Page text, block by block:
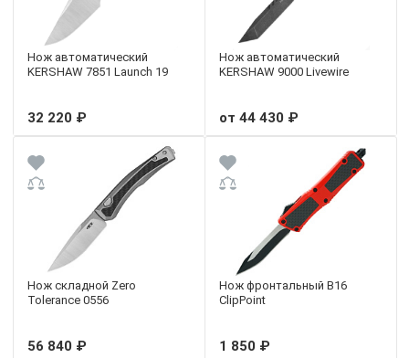
Нож автоматический
KERSHAW 7851 Launch 19
32 220 ₽
Нож автоматический
KERSHAW 9000 Livewire
от 44 430 ₽
Нож складной Zero
Tolerance 0556
56 840 ₽
Нож фронтальный B16
ClipPoint
1 850 ₽